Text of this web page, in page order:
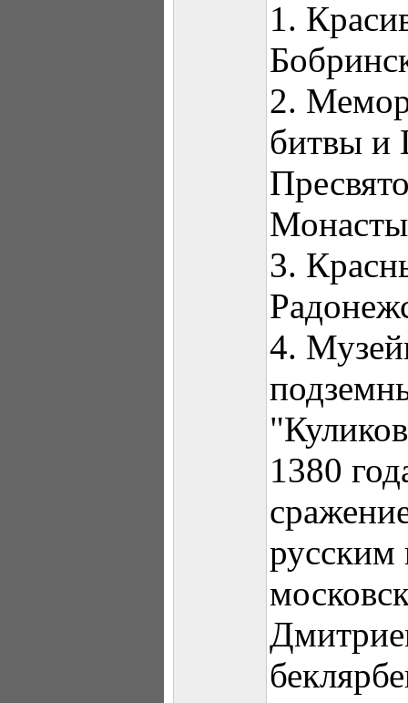
1.
2.
битвы и
3.
4.
1380
русским